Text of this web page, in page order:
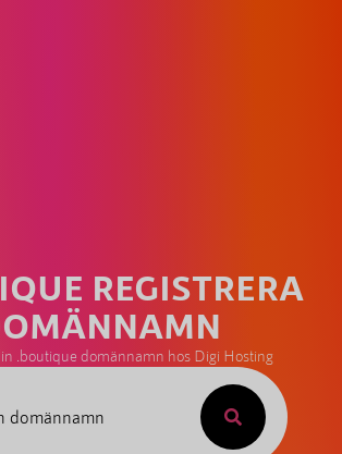
REGISTRERA
.boutique domännamn hos Digi Hosting